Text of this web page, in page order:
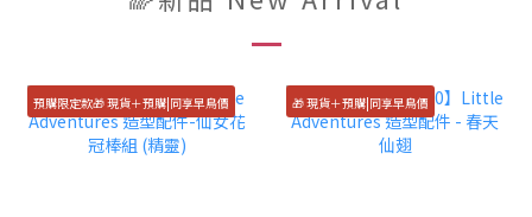
預購限定款🎁 現貨＋預購|同享早鳥價 🎁 現貨＋預購|同享早鳥價